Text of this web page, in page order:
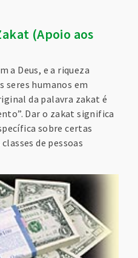
(Apoio aos
a Deus, e a riqueza
humanos em
da palavra zakat é
Dar o zakat significa
sobre certas
de pessoas